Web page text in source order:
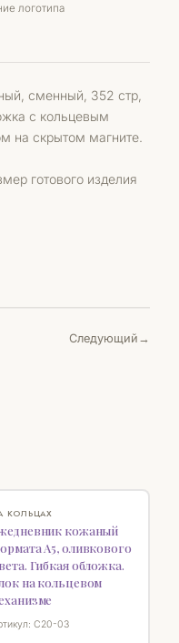
логотипа
сменный, 352 стр,
с кольцевым
на скрытом магните.
готового изделия
Следующий
КОЛЬЦАХ
кожаный
А5, оливкового
Гибкая обложка.
на кольцевом
С20-03